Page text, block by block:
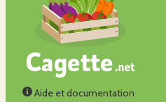
Aide et documentation